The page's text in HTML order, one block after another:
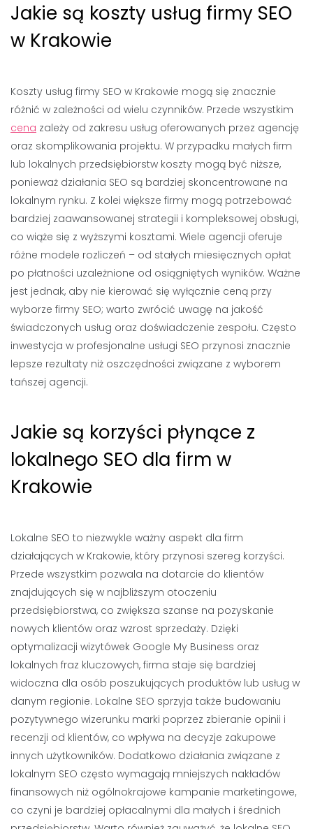
Jakie są koszty usług firmy SEO
w Krakowie
Koszty usług firmy SEO w Krakowie mogą się znacznie
różnić w zależności od wielu czynników. Przede wszystkim
cena zależy od zakresu usług oferowanych przez agencję
oraz skomplikowania projektu. W przypadku małych firm
lub lokalnych przedsiębiorstw koszty mogą być niższe,
ponieważ działania SEO są bardziej skoncentrowane na
lokalnym rynku. Z kolei większe firmy mogą potrzebować
bardziej zaawansowanej strategii i kompleksowej obsługi,
co wiąże się z wyższymi kosztami. Wiele agencji oferuje
różne modele rozliczeń – od stałych miesięcznych opłat
po płatności uzależnione od osiągniętych wyników. Ważne
jest jednak, aby nie kierować się wyłącznie ceną przy
wyborze firmy SEO; warto zwrócić uwagę na jakość
świadczonych usług oraz doświadczenie zespołu. Często
inwestycja w profesjonalne usługi SEO przynosi znacznie
lepsze rezultaty niż oszczędności związane z wyborem
tańszej agencji.
Jakie są korzyści płynące z
lokalnego SEO dla firm w
Krakowie
Lokalne SEO to niezwykle ważny aspekt dla firm
działających w Krakowie, który przynosi szereg korzyści.
Przede wszystkim pozwala na dotarcie do klientów
znajdujących się w najbliższym otoczeniu
przedsiębiorstwa, co zwiększa szanse na pozyskanie
nowych klientów oraz wzrost sprzedaży. Dzięki
optymalizacji wizytówek Google My Business oraz
lokalnych fraz kluczowych, firma staje się bardziej
widoczna dla osób poszukujących produktów lub usług w
danym regionie. Lokalne SEO sprzyja także budowaniu
pozytywnego wizerunku marki poprzez zbieranie opinii i
recenzji od klientów, co wpływa na decyzje zakupowe
innych użytkowników. Dodatkowo działania związane z
lokalnym SEO często wymagają mniejszych nakładów
finansowych niż ogólnokrajowe kampanie marketingowe,
co czyni je bardziej opłacalnymi dla małych i średnich